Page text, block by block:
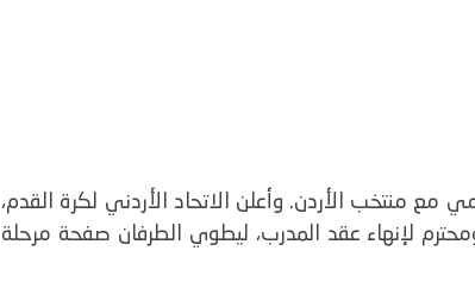
مع منتخب الأردن. وأعلن الاتحاد الأردني لكرة القدم،
اتفاق ودي ومحترم لإنهاء عقد المدرب، ليطوي الطرفان صفحة مرحلة